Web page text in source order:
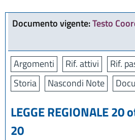
Documento vigente:Testo
Argomenti Rif. attivi Rif.
Storia
Nascondi Note
LEGGE REGIONALE
20